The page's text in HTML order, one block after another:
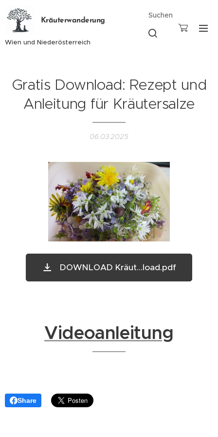
Kräuterwanderung
Wien und Niederösterreich
Suchen
Gratis Download: Rezept und
Anleitung für Kräutersalze
06.03.2025
DOWNLOAD Kräut...load.pdf
Videoanleitung
Share